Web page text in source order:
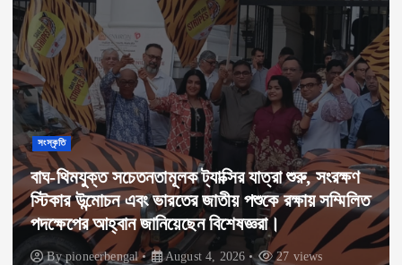
সংস্কৃতি
বাঘ-থিমযুক্ত সচেতনতামূলক ট্যাক্সির যাত্রা শুরু, সংরক্ষণ
স্টিকার উন্মোচন এবং ভারতের জাতীয় পশুকে রক্ষায় সম্মিলিত
পদক্ষেপের আহ্বান জানিয়েছেন বিশেষজ্ঞরা।
Bypioneerbengal August 4, 2026 27 views